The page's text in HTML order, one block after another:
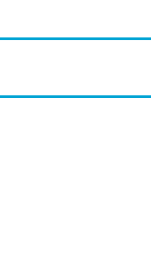
y las